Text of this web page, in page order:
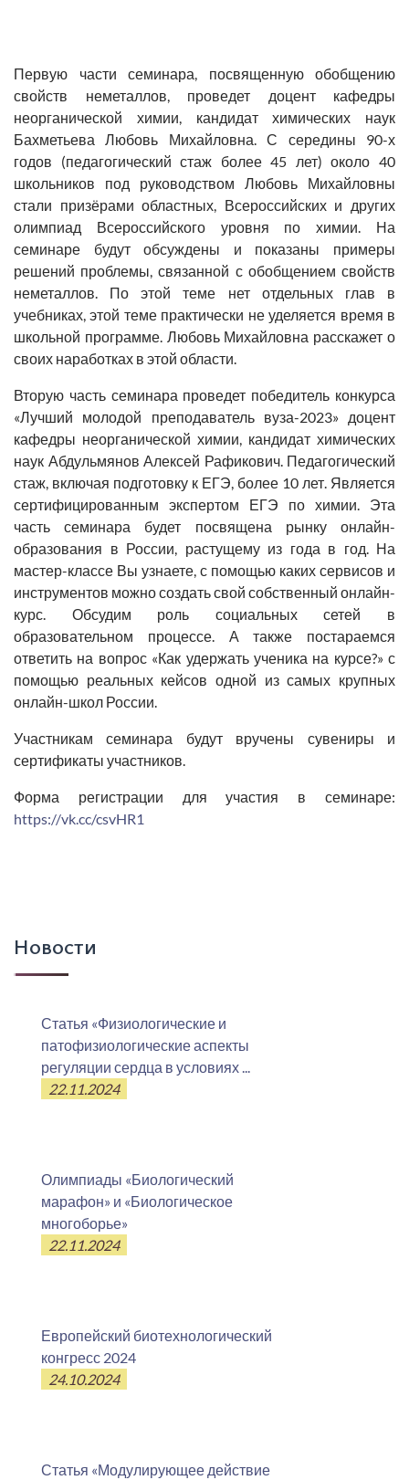
Первую части семинара, посвященную обобщению
свойств неметаллов, проведет доцент кафедры
неорганической химии, кандидат химических наук
Бахметьева Любовь Михайловна. С середины 90-х
годов (педагогический стаж более 45 лет) около 40
школьников под руководством Любовь Михайловны
стали призёрами областных, Всероссийских и других
олимпиад Всероссийского уровня по химии. На
семинаре будут обсуждены и показаны примеры
решений проблемы, связанной с обобщением свойств
неметаллов. По этой теме нет отдельных глав в
учебниках, этой теме практически не уделяется время в
школьной программе. Любовь Михайловна расскажет о
своих наработках в этой области.
Вторую часть семинара проведет победитель конкурса
«Лучший молодой преподаватель вуза-2023» доцент
кафедры неорганической химии, кандидат химических
наук Абдульмянов Алексей Рафикович. Педагогический
стаж, включая подготовку к ЕГЭ, более 10 лет. Является
сертифицированным экспертом ЕГЭ по химии. Эта
часть семинара будет посвящена рынку онлайн-
образования в России, растущему из года в год. На
мастер-классе Вы узнаете, с помощью каких сервисов и
инструментов можно создать свой собственный онлайн-
курс. Обсудим роль социальных сетей в
образовательном процессе. А также постараемся
ответить на вопрос «Как удержать ученика на курсе?» с
помощью реальных кейсов одной из самых крупных
онлайн-школ России.
Участникам семинара будут вручены сувениры и
сертификаты участников.
Форма регистрации для участия в семинаре:
https://vk.cc/csvHR1
Новости
Статья «Физиологические и
патофизиологические аспекты
регуляции сердца в условиях ...
22.11.2024
Олимпиады «Биологический
марафон» и «Биологическое
многоборье»
22.11.2024
Европейский биотехнологический
конгресс 2024
24.10.2024
Статья «Модулирующее действие